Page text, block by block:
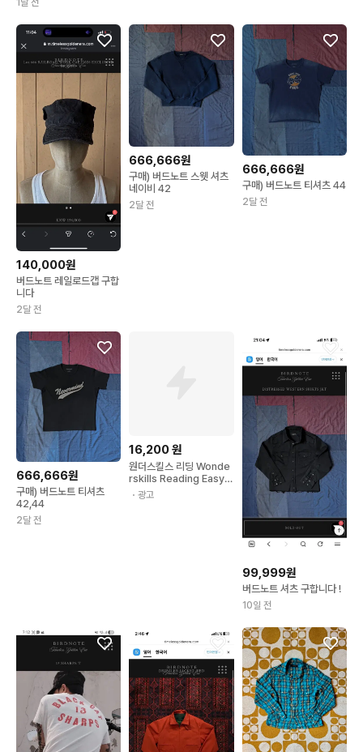
1달 전
140,000원
버드노트 레일로드캡 구합
니다
2달 전
666,666원
구매) 버드노트 스웻 셔츠
네이비 42
2달 전
666,666원
구매) 버드노트 티셔츠 44
2달 전
666,666원
구매) 버드노트 티셔츠
42,44
2달 전
16,200원
원더스킬스 리딩 Wonde
rskills Reading Easy 2
(+영어노트)
・광고
99,999원
버드노트 셔츠 구합니다 !
10일 전